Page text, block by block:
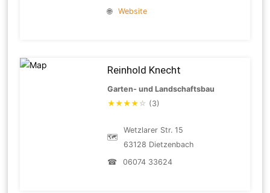
🌐
Website
Reinhold Knecht
Garten- und Landschaftsbau
★★★★ ☆ (3)
🗺
Wetzlarer Str. 15
63128 Dietzenbach
☎
06074 33624